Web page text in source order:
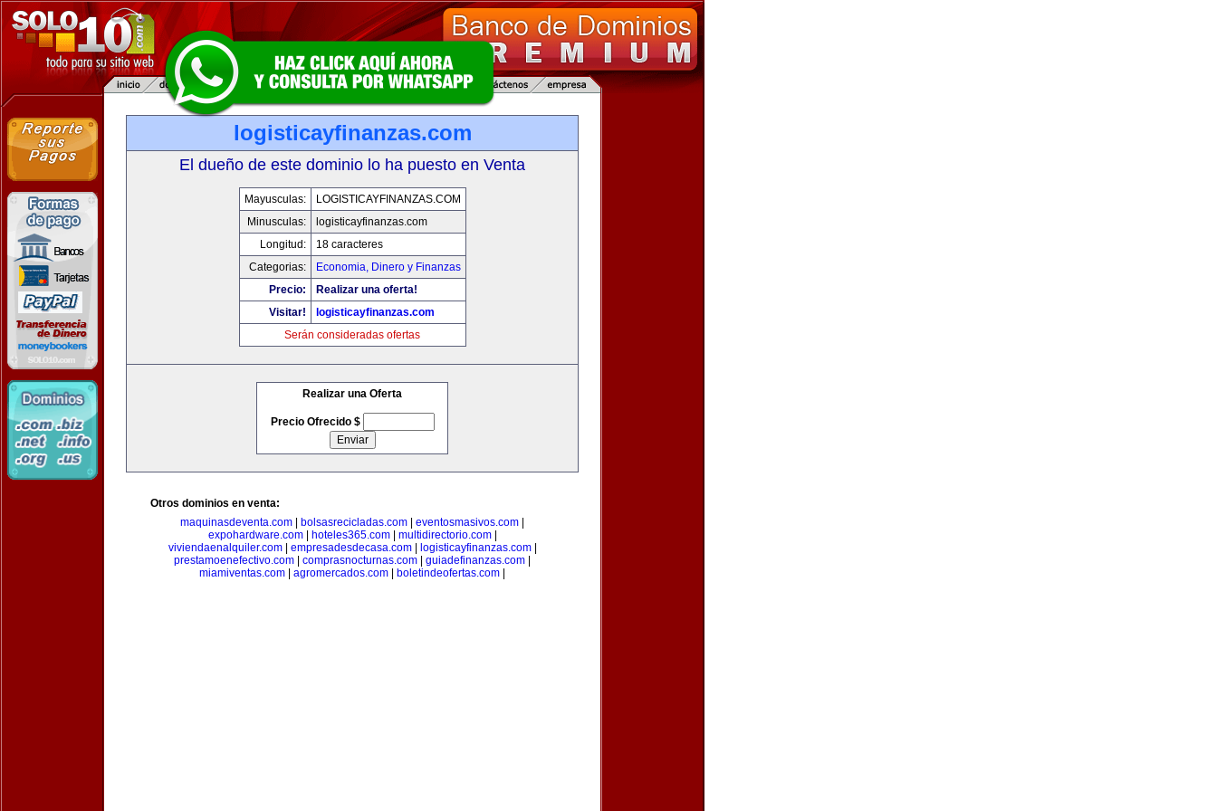
logisticayfinanzas.com
El dueño de este dominio lo ha puesto en Venta
Mayusculas:
LOGISTICAYFINANZAS.COM
Minusculas:
logisticayfinanzas.com
Longitud:
18 caracteres
Categorias:
Economia, Dinero y Finanzas
Precio:
Realizar una oferta!
Visitar!
logisticayfinanzas.com
Serán consideradas ofertas
Realizar una Oferta
Precio Ofrecido $
Otros dominios en venta:
maquinasdeventa.com
bolsasrecicladas.com eventosmasivos.com
expohardware.com| hoteles365.com| multidirectorio.com|
viviendaenalquiler.com| empresadesdecasa.com| logisticayfinanzas.com|
prestamoenefectivo.com
comprasnocturnas.com guiadefinanzas.com
miamiventas.com
agromercados.com boletindeofertas.com